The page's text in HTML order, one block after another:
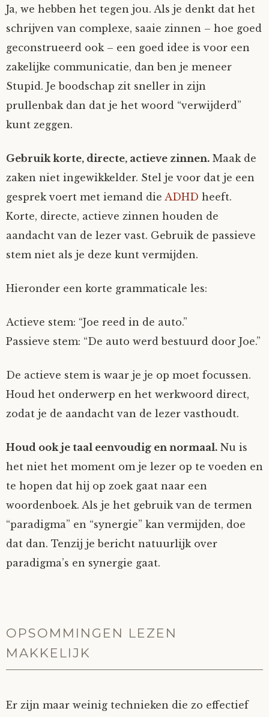
Ja, we hebben het tegen jou. Als je denkt dat het
schrijven van complexe, saaie zinnen – hoe goed
geconstrueerd ook – een goed idee is voor een
zakelijke communicatie, dan ben je meneer
Stupid. Je boodschap zit sneller in zijn
prullenbak dan dat je het woord “verwijderd”
kunt zeggen.
Gebruik korte, directe, actieve zinnen. Maak de
zaken niet ingewikkelder. Stel je voor dat je een
gesprek voert met iemand die ADHD heeft.
Korte, directe, actieve zinnen houden de
aandacht van de lezer vast. Gebruik de passieve
stem niet als je deze kunt vermijden.
Hieronder een korte grammaticale les:
Actieve stem: “Joe reed in de auto.”
Passieve stem: “De auto werd bestuurd door Joe.”
De actieve stem is waar je je op moet focussen.
Houd het onderwerp en het werkwoord direct,
zodat je de aandacht van de lezer vasthoudt.
Houd ook je taal eenvoudig en normaal. Nu is
het niet het moment om je lezer op te voeden en
te hopen dat hij op zoek gaat naar een
woordenboek. Als je het gebruik van de termen
“paradigma” en “synergie” kan vermijden, doe
dat dan. Tenzij je bericht natuurlijk over
paradigma’s en synergie gaat.
OPSOMMINGEN LEZEN
MAKKELIJK
Er zijn maar weinig technieken die zo effectief